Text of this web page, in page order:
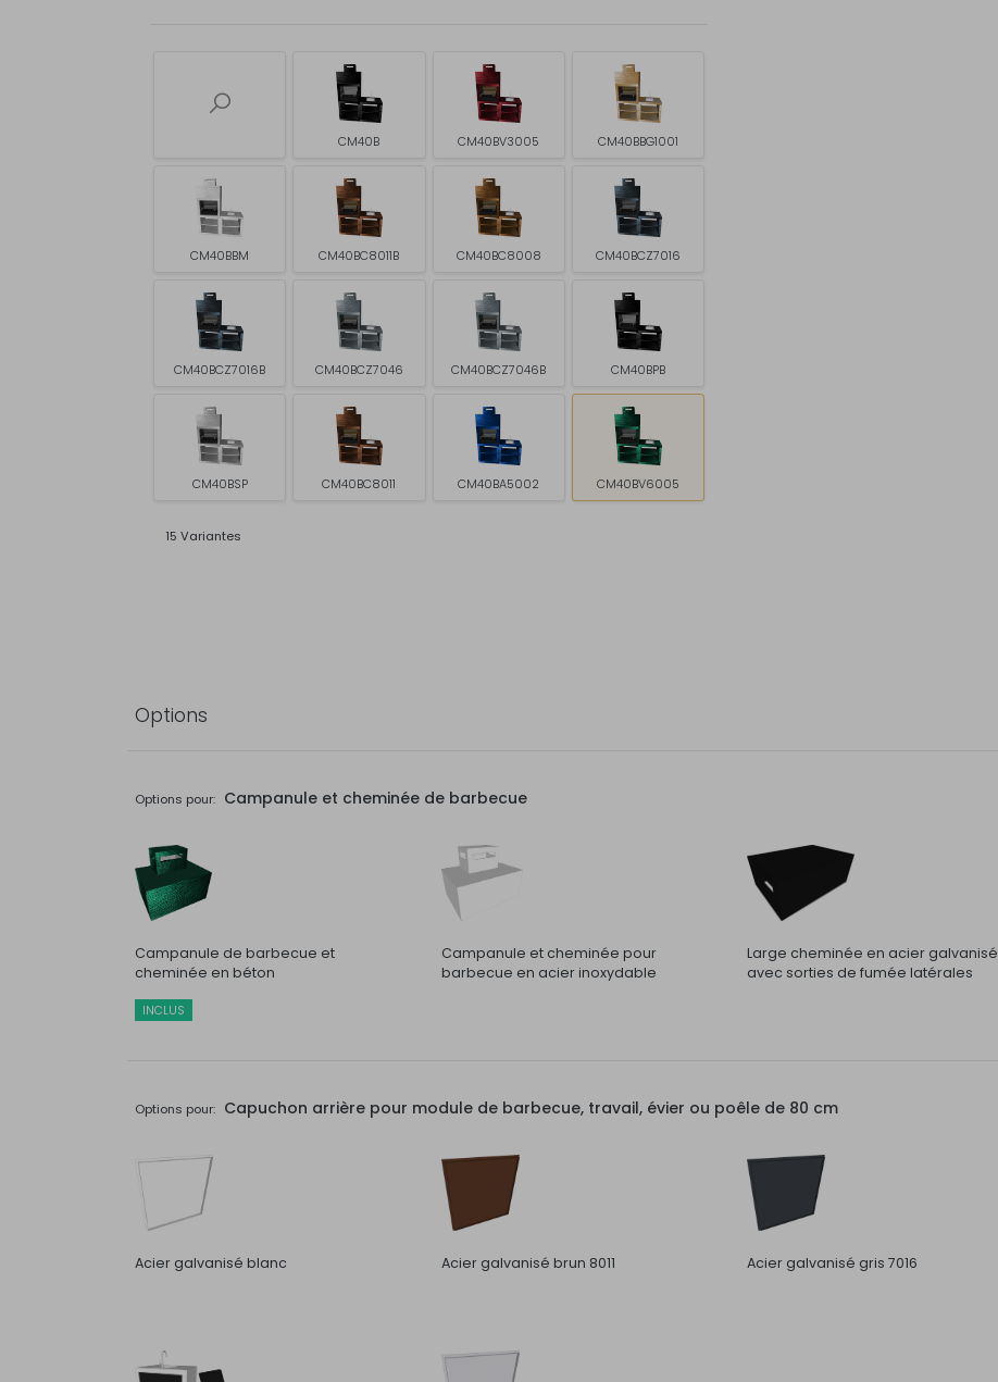
CM40B CM40BV3005 CM40BBG1001
CM40BBM CM40BC8011B CM40BC8008 CM40BCZ7016
CM40BCZ7016B CM40BCZ7046 CM40BCZ7046B CM40BPB
CM40BSP CM40BC8011 CM40BA5002 CM40BV6005
15 Variantes
Options
Options pour: Campanule et cheminée de barbecue
Campanule de barbecue et
cheminée en béton
INCLUS
Campanule et cheminée pour
barbecue en acier inoxydable
Large cheminée en acier galvanisé
avec sorties de fumée latérales
Options pour: Capuchon arrière pour module de barbecue, travail, évier ou poêle de 80 cm
Acier galvanisé blanc Acier galvanisé brun 8011 Acier galvanisé gris 7016